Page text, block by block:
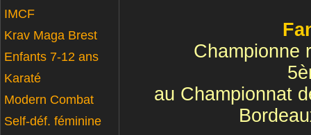
IMCF
Krav Maga Brest
Enfants 7-12 ans
Karaté
Modern Combat
Self-déf. féminine
Championne
au Championnat